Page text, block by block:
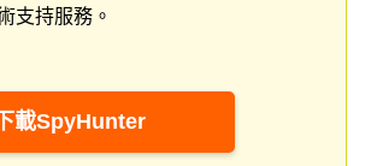
支持服務。
載SpyHunter